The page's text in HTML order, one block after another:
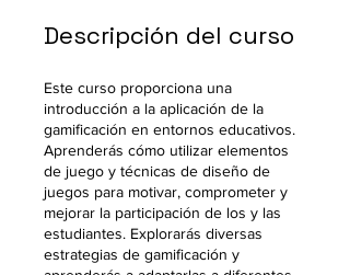
Descripción del curso
Este curso proporciona una
introducción a la aplicación de la
gamificación en entornos educativos.
Aprenderás cómo utilizar elementos
de juego y técnicas de diseño de
juegos para motivar, comprometer y
mejorar la participación de los y las
estudiantes. Explorarás diversas
estrategias de gamificación y